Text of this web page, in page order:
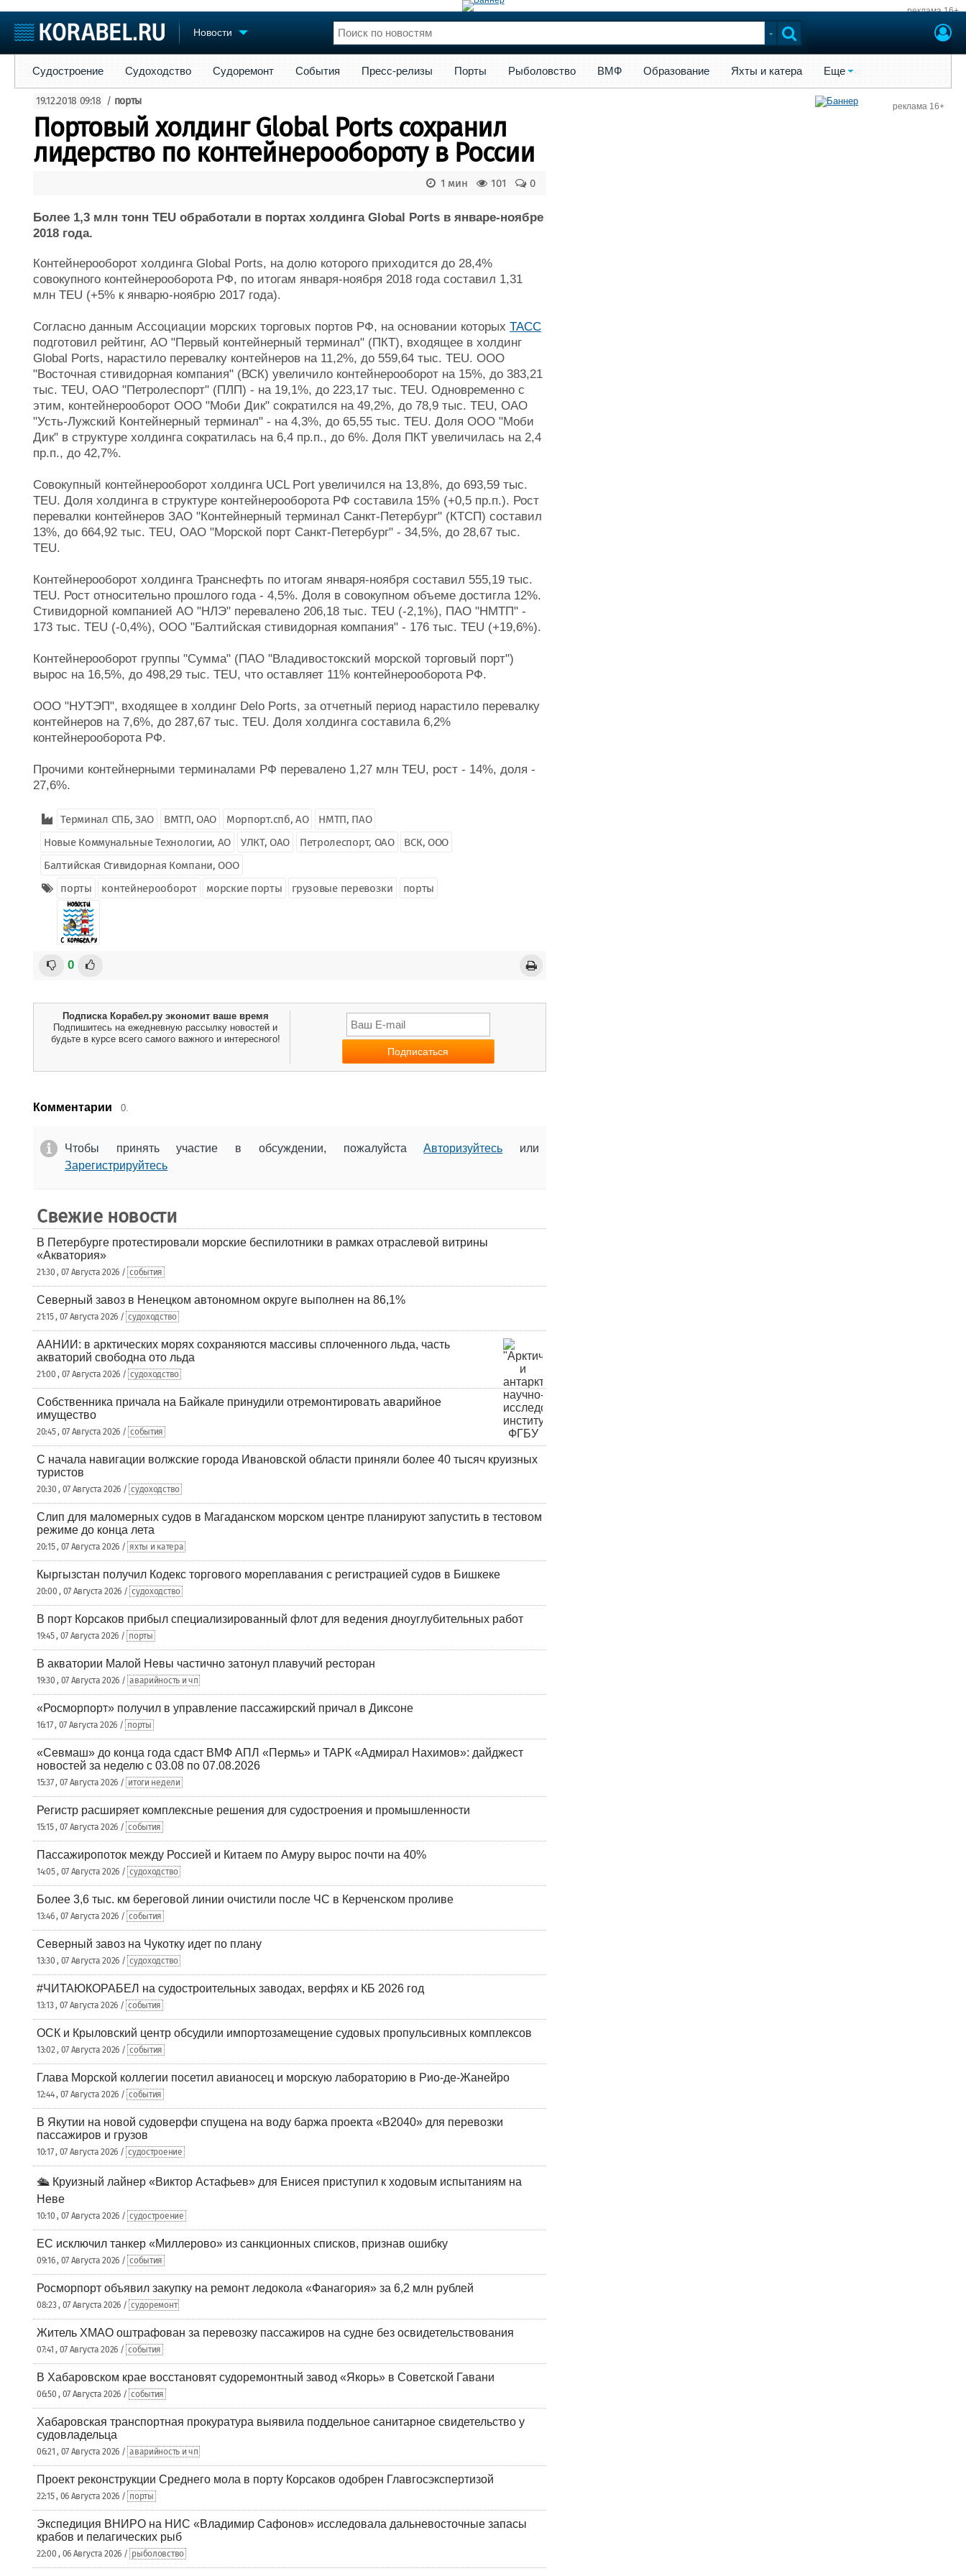
реклама 16+
Новости
Судостроение
Пульс
Новости
Компании
Репутация
Журнал
Реклама
Торговая площадка
Доска объявлений
Продажа флота
Оборудование
Изделия
Конференции
Личности
Словарь
Флот
Форум
Отзывы
Все службы
Судостроение Судоходство Судоремонт События Пресс-релизы Порты Рыболовство ВМФ Образование Яхты и катера Еще
19.12.2018 09:18 / порты
Портовый холдинг Global Ports сохранил
лидерство по контейнерообороту в России
0
101
1 мин
Более 1,3 млн тонн TEU обработали в портах холдинга Global Ports в январе-ноябре
2018 года.
Контейнерооборот холдинга Global Ports, на долю которого приходится до 28,4%
совокупного контейнерооборота РФ, по итогам января-ноября 2018 года составил 1,31
млн TEU (+5% к январю-ноябрю 2017 года).
Согласно данным Ассоциации морских торговых портов РФ, на основании которых ТАСС
подготовил рейтинг, АО "Первый контейнерный терминал" (ПКТ), входящее в холдинг
Global Ports, нарастило перевалку контейнеров на 11,2%, до 559,64 тыс. TEU. ООО
"Восточная стивидорная компания" (ВСК) увеличило контейнерооборот на 15%, до 383,21
тыс. TEU, ОАО "Петролеспорт" (ПЛП) - на 19,1%, до 223,17 тыс. TEU. Одновременно с
этим, контейнерооборот ООО "Моби Дик" сократился на 49,2%, до 78,9 тыс. TEU, ОАО
"Усть-Лужский Контейнерный терминал" - на 4,3%, до 65,55 тыс. TEU. Доля ООО "Моби
Дик" в структуре холдинга сократилась на 6,4 пр.п., до 6%. Доля ПКТ увеличилась на 2,4
пр.п., до 42,7%.
Совокупный контейнерооборот холдинга UCL Port увеличился на 13,8%, до 693,59 тыс.
TEU. Доля холдинга в структуре контейнерооборота РФ составила 15% (+0,5 пр.п.). Рост
перевалки контейнеров ЗАО "Контейнерный терминал Санкт-Петербург" (КТСП) составил
13%, до 664,92 тыс. TEU, ОАО "Морской порт Санкт-Петербург" - 34,5%, до 28,67 тыс.
TEU.
Контейнерооборот холдинга Транснефть по итогам января-ноября составил 555,19 тыс.
TEU. Рост относительно прошлого года - 4,5%. Доля в совокупном объеме достигла 12%.
Стивидорной компанией АО "НЛЭ" перевалено 206,18 тыс. TEU (-2,1%), ПАО "НМТП" -
173 тыс. TEU (-0,4%), ООО "Балтийская стивидорная компания" - 176 тыс. TEU (+19,6%).
Контейнерооборот группы "Сумма" (ПАО "Владивостокский морской торговый порт")
вырос на 16,5%, до 498,29 тыс. TEU, что оставляет 11% контейнерооборота РФ.
ООО "НУТЭП", входящее в холдинг Delo Ports, за отчетный период нарастило перевалку
контейнеров на 7,6%, до 287,67 тыс. TEU. Доля холдинга составила 6,2%
контейнерооборота РФ.
Прочими контейнерными терминалами РФ перевалено 1,27 млн TEU, рост - 14%, доля -
27,6%.
Терминал СПБ, ЗАО ВМТП, ОАО Морпорт.спб, АО
НМТП, ПАО
Новые Коммунальные Технологии, АО
УЛКТ, ОАО Петролеспорт, ОАО
ВСК, ООО
Балтийская Стивидорная Компани, ООО
порты
контейнерооборот морские порты грузовые перевозки порты
0
Подписка Корабел.ру экономит ваше время
Подпишитесь на ежедневную рассылку новостей и
будьте в курсе всего самого важного и интересного!
Комментарии 0.
Чтобы принять участие в обсуждении, пожалуйстаАвторизуйтесь или
Зарегистрируйтесь
Свежие новости
В Петербурге протестировали морские беспилотники в рамках отраслевой витрины
«Акватория»
21:30 , 07 Августа 2026 / события
Северный завоз в Ненецком автономном округе выполнен на 86,1%
21:15 , 07 Августа 2026 / судоходство
ААНИИ: в арктических морях сохраняются массивы сплоченного льда, часть
акваторий свободна ото льда
21:00 , 07 Августа 2026 / судоходство
Собственника причала на Байкале принудили отремонтировать аварийное
имущество
20:45 , 07 Августа 2026 / события
С начала навигации волжские города Ивановской области приняли более 40 тысяч круизных
туристов
20:30 , 07 Августа 2026 / судоходство
Слип для маломерных судов в Магаданском морском центре планируют запустить в тестовом
режиме до конца лета
20:15 , 07 Августа 2026 / яхты и катера
Кыргызстан получил Кодекс торгового мореплавания с регистрацией судов в Бишкеке
20:00 , 07 Августа 2026 / судоходство
В порт Корсаков прибыл специализированный флот для ведения дноуглубительных работ
19:45 , 07 Августа 2026 / порты
В акватории Малой Невы частично затонул плавучий ресторан
19:30 , 07 Августа 2026 / аварийность и чп
«Росморпорт» получил в управление пассажирский причал в Диксоне
16:17 , 07 Августа 2026 / порты
«Севмаш» до конца года сдаст ВМФ АПЛ «Пермь» и ТАРК «Адмирал Нахимов»: дайджест
новостей за неделю с 03.08 по 07.08.2026
15:37 , 07 Августа 2026 / итоги недели
Регистр расширяет комплексные решения для судостроения и промышленности
15:15 , 07 Августа 2026 / события
Пассажиропоток между Россией и Китаем по Амуру вырос почти на 40%
14:05 , 07 Августа 2026 / судоходство
Более 3,6 тыс. км береговой линии очистили после ЧС в Керченском проливе
13:46 , 07 Августа 2026 / события
Северный завоз на Чукотку идет по плану
13:30 , 07 Августа 2026 / судоходство
#ЧИТАЮКОРАБЕЛ на судостроительных заводах, верфях и КБ 2026 год
13:13 , 07 Августа 2026 / события
ОСК и Крыловский центр обсудили импортозамещение судовых пропульсивных комплексов
13:02 , 07 Августа 2026 / события
Глава Морской коллегии посетил авианосец и морскую лабораторию в Рио-де-Жанейро
12:44 , 07 Августа 2026 / события
В Якутии на новой судоверфи спущена на воду баржа проекта «В2040» для перевозки
пассажиров и грузов
10:17 , 07 Августа 2026 / судостроение
🛳️ Круизный лайнер «Виктор Астафьев» для Енисея приступил к ходовым испытаниям на
Неве
10:10 , 07 Августа 2026 / судостроение
ЕС исключил танкер «Миллерово» из санкционных списков, признав ошибку
09:16 , 07 Августа 2026 / события
Росморпорт объявил закупку на ремонт ледокола «Фанагория» за 6,2 млн рублей
08:23 , 07 Августа 2026 / судоремонт
Житель ХМАО оштрафован за перевозку пассажиров на судне без освидетельствования
07:41 , 07 Августа 2026 / события
В Хабаровском крае восстановят судоремонтный завод «Якорь» в Советской Гавани
06:50 , 07 Августа 2026 / события
Хабаровская транспортная прокуратура выявила поддельное санитарное свидетельство у
судовладельца
06:21 , 07 Августа 2026 / аварийность и чп
Проект реконструкции Среднего мола в порту Корсаков одобрен Главгосэкспертизой
22:15 , 06 Августа 2026 / порты
Экспедиция ВНИРО на НИС «Владимир Сафонов» исследовала дальневосточные запасы
крабов и пелагических рыб
22:00 , 06 Августа 2026 / рыболовство
реклама 16+